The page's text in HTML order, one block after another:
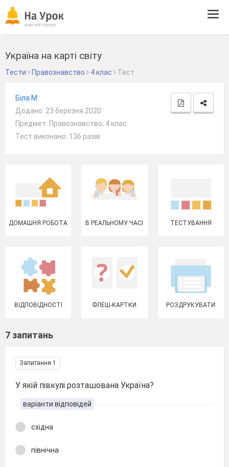
Україна на карті світу
Тести Правознавство 4 клас Тест
Біла М.
Додано: 23 березня 2020
Предмет: Правознавство, 4 клас
Тест виконано: 136 разів
ДОМАШНЯ РОБОТА В РЕАЛЬНОМУ ЧАСІ ТЕСТУВАННЯ
ВІДПОВІДНОСТІ ФЛЕШ-КАРТКИ РОЗДРУКУВАТИ
7 запитань
Запитання 1
У якій півкулі розташована Україна?
варіанти відповідей
східна
північна